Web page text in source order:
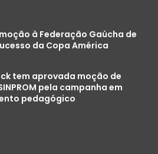
à Federação Gaúcha de
da Copa América
tem aprovada moção de
pela campanha em
pedagógico